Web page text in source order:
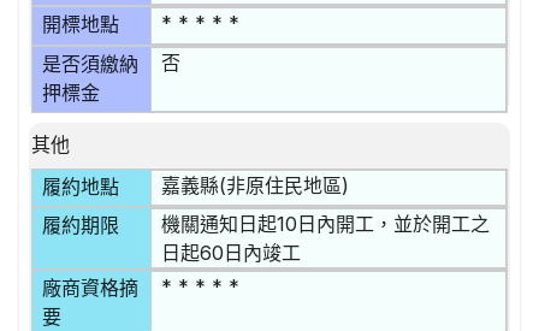
開標地點 * * * * *
是否須繳納
押標金
否
其他
履約地點
嘉義縣(非原住民地區)
履約期限
機關通知日起10日內開工，並於開工之
日起60日內竣工
廠商資格摘
要
* * * * *